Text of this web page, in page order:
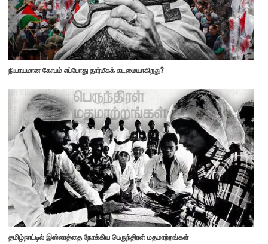
நியாயமான கோபம் எப்போது தார்மீகக் கடமையாகிறது?
தமிழ்நாட்டில் இஸ்லாத்தை நோக்கிய பெருந்திரள் மதமாற்றங்கள்